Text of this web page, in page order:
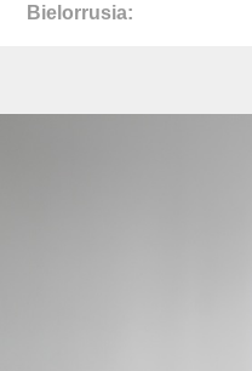
Bielorrusia